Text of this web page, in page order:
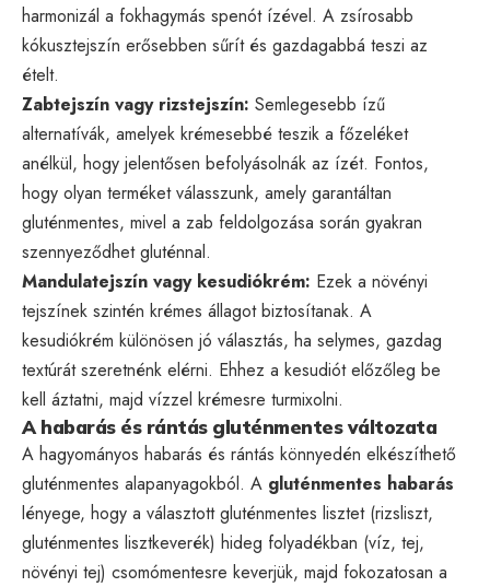
harmonizál a fokhagymás spenót ízével. A zsírosabb
kókusztejszín erősebben sűrít és gazdagabbá teszi az
ételt.
Zabtejszín vagy rizstejszín: Semlegesebb ízű
alternatívák, amelyek krémesebbé teszik a főzeléket
anélkül, hogy jelentősen befolyásolnák az ízét. Fontos,
hogy olyan terméket válasszunk, amely garantáltan
gluténmentes, mivel a zab feldolgozása során gyakran
szennyeződhet gluténnal.
Mandulatejszín vagy kesudiókrém: Ezek a növényi
tejszínek szintén krémes állagot biztosítanak. A
kesudiókrém különösen jó választás, ha selymes, gazdag
textúrát szeretnénk elérni. Ehhez a kesudiót előzőleg be
kell áztatni, majd vízzel krémesre turmixolni.
A habarás és rántás gluténmentes változata
A hagyományos habarás és rántás könnyedén elkészíthető
gluténmentes alapanyagokból. A gluténmentes habarás
lényege, hogy a választott gluténmentes lisztet (rizsliszt,
gluténmentes lisztkeverék) hideg folyadékban (víz, tej,
növényi tej) csomómentesre keverjük, majd fokozatosan a